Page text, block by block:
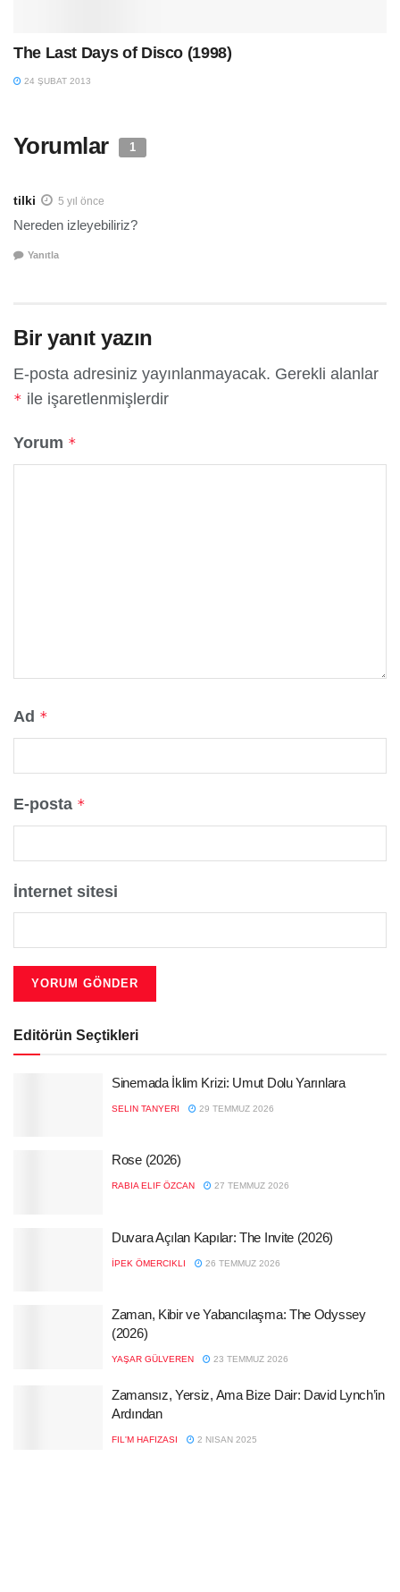
The Last Days of Disco (1998)
24 ŞUBAT 2013
Yorumlar 1
tilki 5 yıl önce
Nereden izleyebiliriz?
Yanıtla
Bir yanıt yazın
E-posta adresiniz yayınlanmayacak. Gerekli alanlar
* ile işaretlenmişlerdir
Yorum *
Ad *
E-posta *
İnternet sitesi
Editörün Seçtikleri
Sinemada İklim Krizi: Umut Dolu Yarınlara
SELIN TANYERI 29 TEMMUZ 2026
Rose (2026)
RABIA ELIF ÖZCAN 27 TEMMUZ 2026
Duvara Açılan Kapılar: The Invite (2026)
İPEK ÖMERCIKLI 26 TEMMUZ 2026
Zaman, Kibir ve Yabancılaşma: The Odyssey
(2026)
YAŞAR GÜLVEREN 23 TEMMUZ 2026
Zamansız, Yersiz, Ama Bize Dair: David Lynch’in
Ardından
FIL'M HAFIZASI 2 NISAN 2025